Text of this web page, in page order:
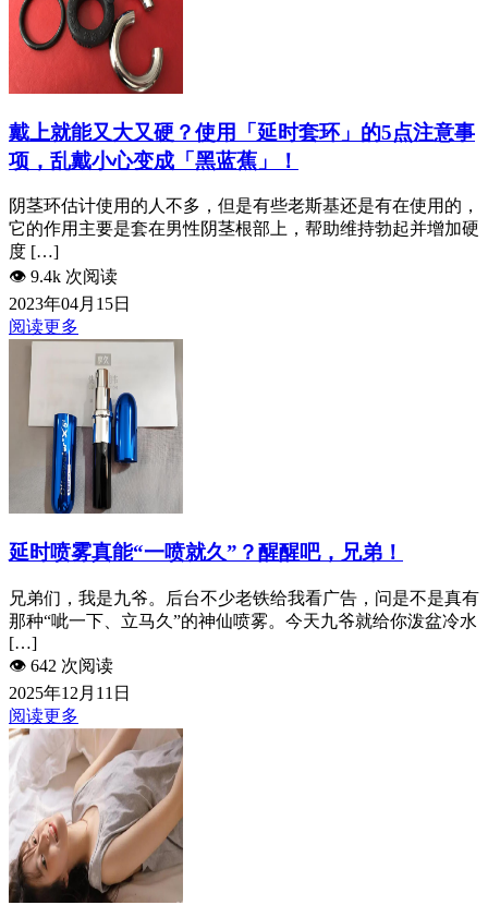
戴上就能又大又硬？使用「延时套环」的5点注意事
项，乱戴小心变成「黑蓝蕉」！
阴茎环估计使用的人不多，但是有些老斯基还是有在使用的，
它的作用主要是套在男性阴茎根部上，帮助维持勃起并增加硬
度 […]
👁️ 9.4k 次阅读
2023年04月15日
阅读更多
延时喷雾真能“一喷就久”？醒醒吧，兄弟！
兄弟们，我是九爷。后台不少老铁给我看广告，问是不是真有
那种“呲一下、立马久”的神仙喷雾。今天九爷就给你泼盆冷水
[…]
👁️ 642 次阅读
2025年12月11日
阅读更多